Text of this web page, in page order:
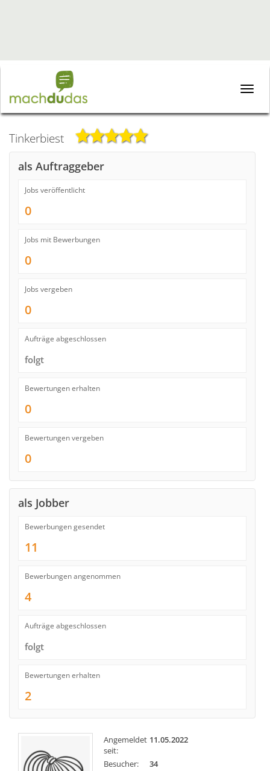
Toggle
Tinkerbiest
als Auftraggeber
Jobs veröffentlicht
0
Jobs mit Bewerbungen
0
Jobs vergeben
0
Aufträge abgeschlossen
folgt
Bewertungen erhalten
0
Bewertungen vergeben
0
als Jobber
Bewerbungen gesendet
11
Bewerbungen angenommen
4
Aufträge abgeschlossen
folgt
Bewertungen erhalten
2
Angemeldet
seit:
11.05.2022
Besucher:
34